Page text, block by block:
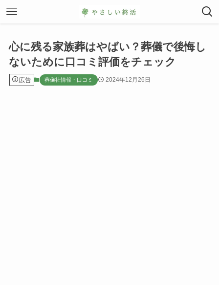
心に残る家族葬はやばい？葬儀で後悔し
ないために口コミ評価をチェック
広告 葬儀社情報・口コミ 2024年12月26日